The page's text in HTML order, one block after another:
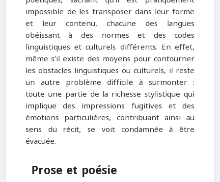
impossible de les transposer dans leur forme
et leur contenu, chacune des langues
obéissant à des normes et des codes
linguistiques et culturels différents. En effet,
même s’il existe des moyens pour contourner
les obstacles linguistiques ou culturels, il reste
un autre problème difficile à surmonter :
toute une partie de la richesse stylistique qui
implique des impressions fugitives et des
émotions particulières, contribuant ainsi au
sens du récit, se voit condamnée à être
évacuée.
Prose et poésie